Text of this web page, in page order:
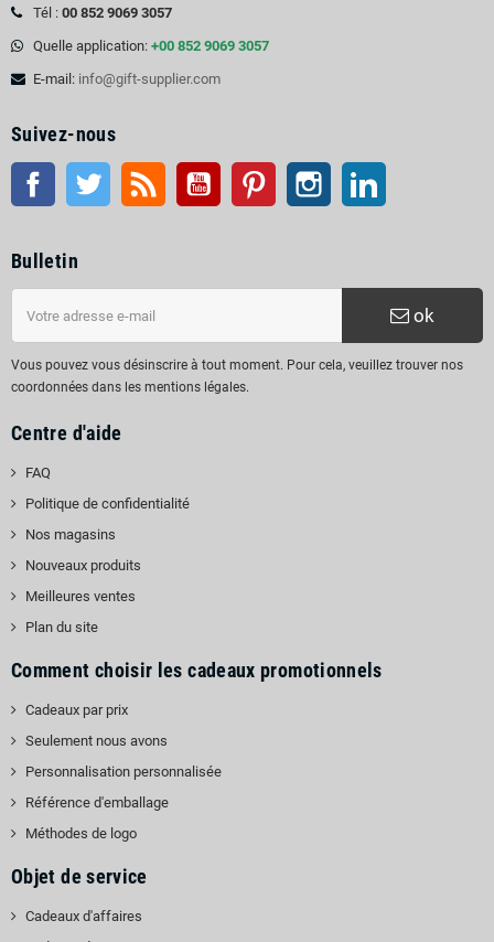
Tél : 00 852 9069 3057
Quelle application: +00 852 9069 3057
E-mail: info@gift-supplier.com
Suivez-nous
Facebook Twitter RSS Youtube Pinterest Instagram
Bulletin
ok
Vous pouvez vous désinscrire à tout moment. Pour cela, veuillez trouver nos
coordonnées dans les mentions légales.
Centre d'aide
FAQ
Politique de confidentialité
Nos magasins
Nouveaux produits
Meilleures ventes
Plan du site
Comment choisir les cadeaux promotionnels
Cadeaux par prix
Seulement nous avons
Personnalisation personnalisée
Référence d'emballage
Méthodes de logo
Objet de service
Cadeaux d'affaires